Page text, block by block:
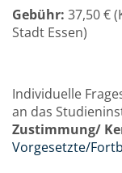
Gebühr: 37,50 €
Stadt Essen)
Individuelle
an das
Zustimmung/
Vorgesetzte/